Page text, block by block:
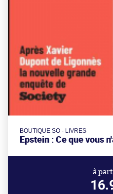
BOUTIQUE SO - LIVRES
Epstein : Ce que vous
à